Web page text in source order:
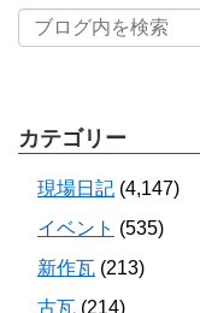
カテゴリー
現場日記 (4,147)
イベント (535)
新作瓦 (213)
古瓦 (214)